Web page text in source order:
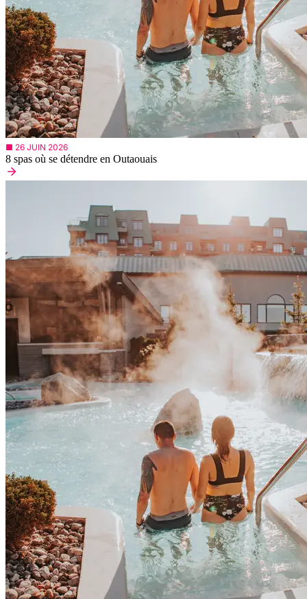
■ 26 JUIN 2026
8 spas où se détendre en Outaouais